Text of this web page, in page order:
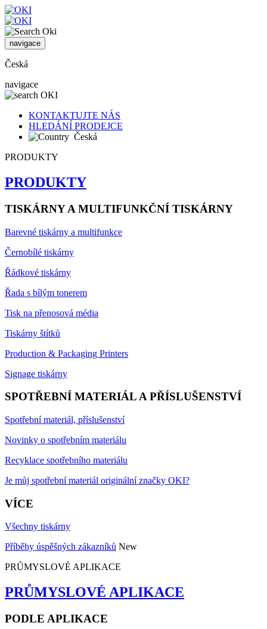
navigace
Česká
navigace
KONTAKTUJTE NÁS
HLEDÁNÍ PRODEJCE
Česká
PRODUKTY
PRODUKTY
TISKÁRNY A MULTIFUNKČNÍ TISKÁRNY
Barevné tiskárny a multifunkce
Černobílé tiskárny
Řádkové tiskárny
Řada s bílým tonerem
Tisk na přenosová média
Tiskárny štítků
Production & Packaging Printers
Signage tiskárny
SPOTŘEBNÍ MATERIÁL A PŘÍSLUŠENSTVÍ
Spotřební materiál, příslušenství
Novinky o spotřebním materiálu
Recyklace spotřebního materiálu
Je můj spotřební materiál originální značky OKI?
VÍCE
Všechny tiskárny
Příběhy úspěšných zákazníků New
PRŮMYSLOVÉ APLIKACE
PRŮMYSLOVÉ APLIKACE
PODLE APLIKACE